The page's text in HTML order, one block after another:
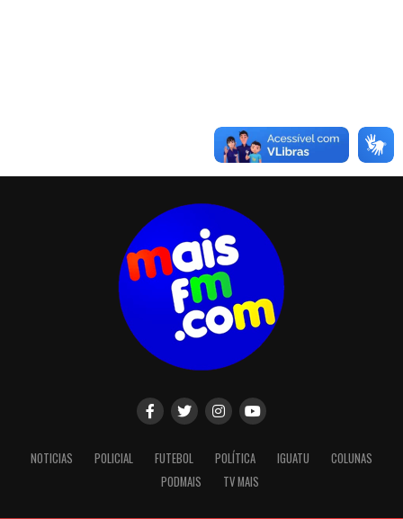
NOTICIAS POLICIAL FUTEBOL POLÍTICA IGUATU
COLUNAS
PODMAIS
TV MAIS